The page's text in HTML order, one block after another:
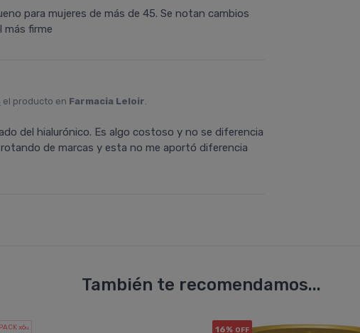
para mujeres de más de 45. Se notan cambios
más firme
el producto en Farmacia Leloir.
del hialurónico. Es algo costoso y no se diferencia
de marcas y esta no me aportó diferencia
También te recomendamos...
PACK x6u. 16% OFF